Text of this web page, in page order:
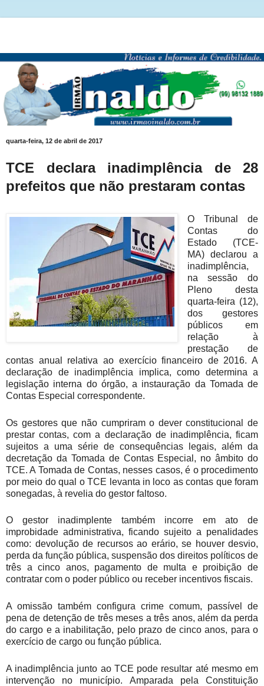
quarta-feira, 12 de abril de 2017
TCE declara inadimplência de 28
prefeitos que não prestaram contas
O Tribunal de
Contas do
Estado (TCE-
MA) declarou a
inadimplência,
na sessão do
Pleno desta
quarta-feira (12),
dos gestores
públicos em
relação à
prestação de
contas anual relativa ao exercício financeiro de 2016. A
declaração de inadimplência implica, como determina a
legislação interna do órgão, a instauração da Tomada de
Contas Especial correspondente.
Os gestores que não cumpriram o dever constitucional de
prestar contas, com a declaração de inadimplência, ficam
sujeitos a uma série de consequências legais, além da
decretação da Tomada de Contas Especial, no âmbito do
TCE. A Tomada de Contas, nesses casos, é o procedimento
por meio do qual o TCE levanta in loco as contas que foram
sonegadas, à revelia do gestor faltoso.
O gestor inadimplente também incorre em ato de
improbidade administrativa, ficando sujeito a penalidades
como: devolução de recursos ao erário, se houver desvio,
perda da função pública, suspensão dos direitos políticos de
três a cinco anos, pagamento de multa e proibição de
contratar com o poder público ou receber incentivos fiscais.
A omissão também configura crime comum, passível de
pena de detenção de três meses a três anos, além da perda
do cargo e a inabilitação, pelo prazo de cinco anos, para o
exercício de cargo ou função pública.
A inadimplência junto ao TCE pode resultar até mesmo em
intervenção no município. Amparada pela Constituição